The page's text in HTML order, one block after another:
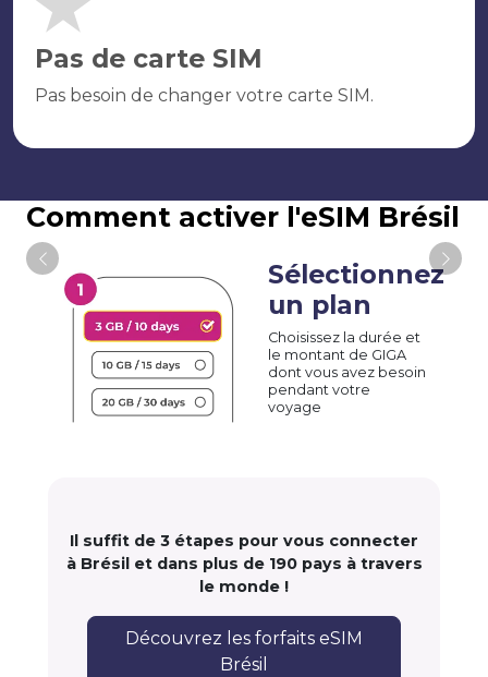
Pas de carte SIM
Pas besoin de changer votre carte SIM.
Comment activer l'eSIM Brésil
Sélectionnez
un plan
Choisissez la durée et
le montant de GIGA
dont vous avez besoin
pendant votre
voyage
Il suffit de 3 étapes pour vous connecter
à Brésil et dans plus de 190 pays à travers
le monde !
Découvrez les forfaits eSIM
Brésil